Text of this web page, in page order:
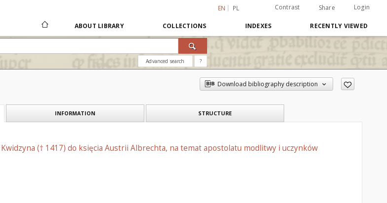
EN PL Contrast Share Login
ABOUT LIBRARY COLLECTIONS INDEXES RECENTLY VIEWED
Advanced search ?
Download bibliography description
INFORMATION STRUCTURE
(† 1417) do księcia Austrii Albrechta, na temat apostolatu modlitwy i uczynków